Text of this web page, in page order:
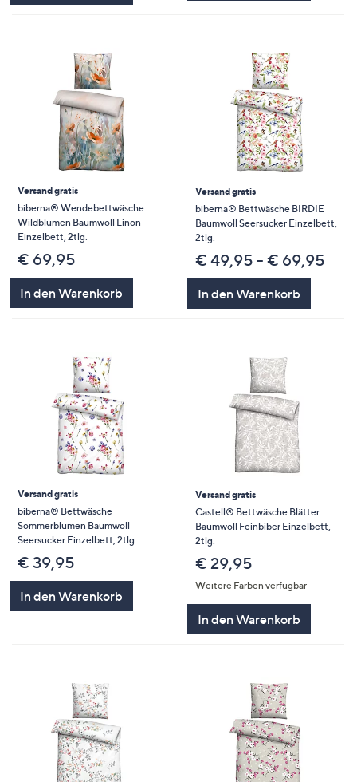
Versand gratis
biberna® Wendebettwäsche
Wildblumen Baumwoll Linon
Einzelbett, 2tlg.
€ 69,95
In den Warenkorb
Versand gratis
biberna® Bettwäsche BIRDIE
Baumwoll Seersucker Einzelbett,
2tlg.
€ 49,95 - € 69,95
In den Warenkorb
Versand gratis
biberna® Bettwäsche
Sommerblumen Baumwoll
Seersucker Einzelbett, 2tlg.
€ 39,95
In den Warenkorb
Versand gratis
Castell® Bettwäsche Blätter
Baumwoll Feinbiber Einzelbett,
2tlg.
€ 29,95
Weitere Farben verfügbar
In den Warenkorb